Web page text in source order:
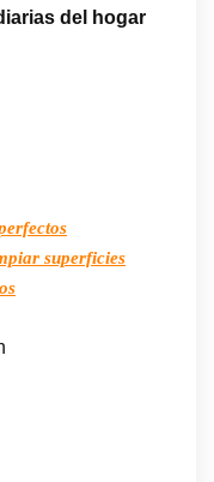
del hogar
superficies